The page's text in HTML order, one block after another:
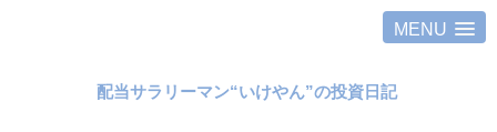
MENU
配当サラリーマン“いけやん”の投資日記 ​